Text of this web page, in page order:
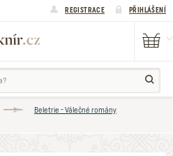
REGISTRACE PŘIHLÁŠENÍ
Beletrie - Válečné romány